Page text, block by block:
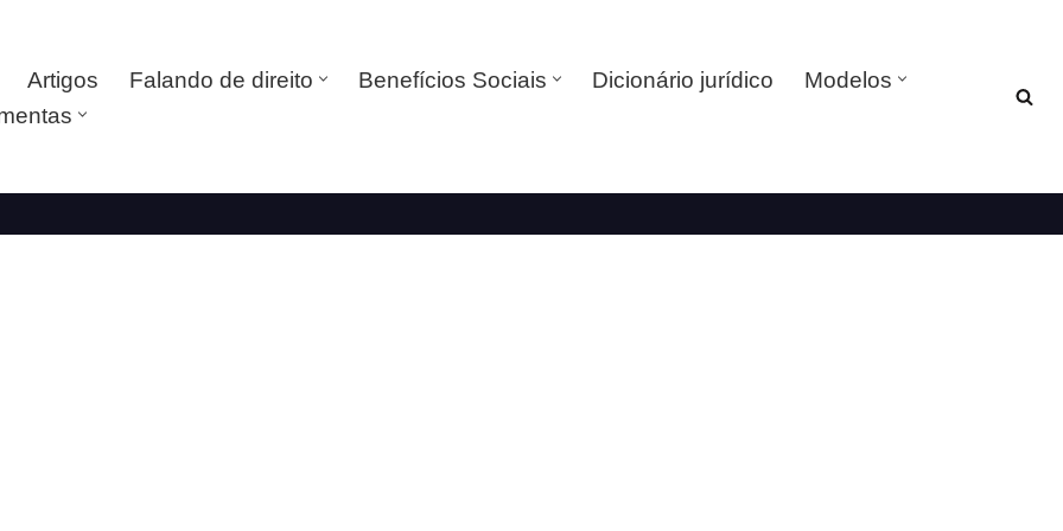
Artigos Falando de direito Benefícios Sociais Dicionário jurídico
Modelos